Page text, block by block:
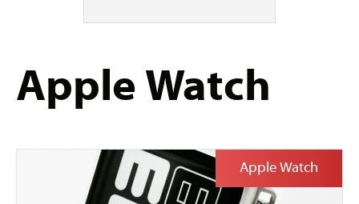
Apple Watch
Apple Watch